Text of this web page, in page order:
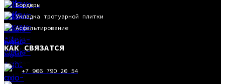
Бордюры
Укладка тротуарной плитки
Асфальтирование
КАК СВЯЗАТСЯ
+7 906 790 20 54